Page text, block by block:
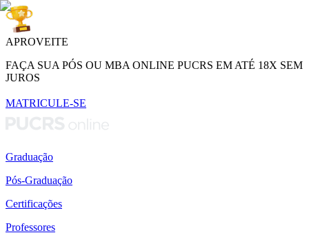
APROVEITE
FAÇA SUA PÓS OU MBA ONLINE PUCRS EM ATÉ 18X SEM
JUROS
MATRICULE-SE
Graduação
Pós-Graduação
Certificações
Professores